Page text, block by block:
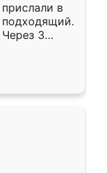
в
подходящий.
3